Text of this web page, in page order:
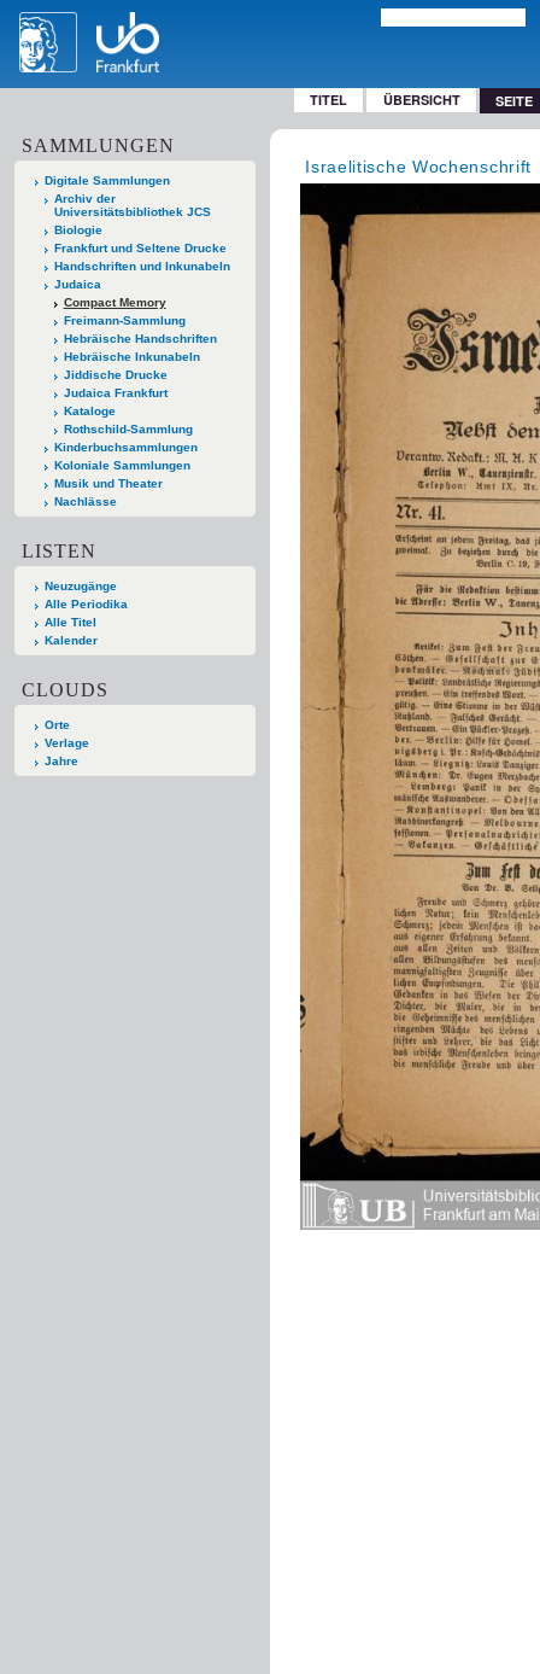
TITEL ÜBERSICHT SEITE
SAMMLUNGEN
Digitale Sammlungen
Archiv der
Universitätsbibliothek JCS
Biologie
Frankfurt und Seltene Drucke
Handschriften und Inkunabeln
Judaica
Compact Memory
Freimann-Sammlung
Hebräische Handschriften
Hebräische Inkunabeln
Jiddische Drucke
Judaica Frankfurt
Kataloge
Rothschild-Sammlung
Kinderbuchsammlungen
Koloniale Sammlungen
Musik und Theater
Nachlässe
LISTEN
Neuzugänge
Alle Periodika
Alle Titel
Kalender
CLOUDS
Orte
Verlage
Jahre
Israelitische Wochenschrift